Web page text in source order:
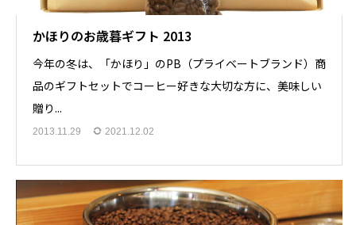
かほりのお歳暮ギフト 2013
今年の冬は、「かほり」のPB（プライベートブランド）商
品のギフトセットでコーヒー好きな大切な方に、美味しい
贈り...
2013.11.29 2021.12.02